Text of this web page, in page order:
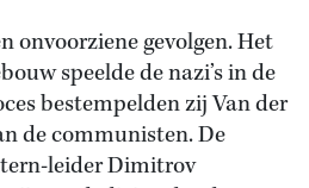
onvoorziene gevolgen. Het
speelde de nazi’s in de
bestempelden zij Van der
de communisten. De
leider Dimitrov